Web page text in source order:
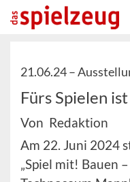
21.06.24 –
Fürs Spielen
Von Redaktion
Am 22. Juni 2024
„Spiel mit! Bauen